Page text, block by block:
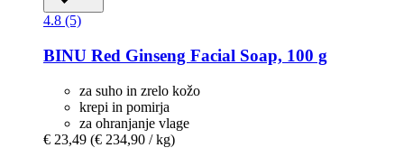
4.8 (5)
BINU Red Ginseng Facial Soap, 100 g
za suho in zrelo kožo
krepi in pomirja
za ohranjanje vlage
€ 23,49 (€ 234,90 / kg)